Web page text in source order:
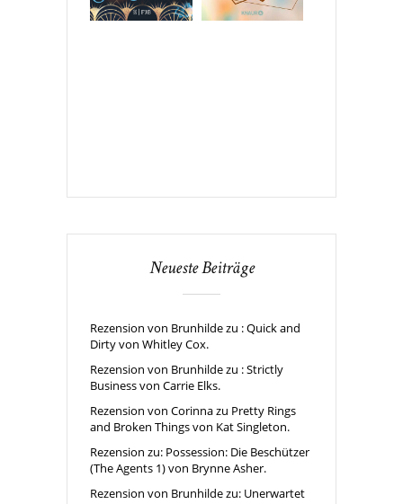
Neueste Beiträge
Rezension von Brunhilde zu : Quick and
Dirty von Whitley Cox.
Rezension von Brunhilde zu : Strictly
Business von Carrie Elks.
Rezension von Corinna zu Pretty Rings
and Broken Things von Kat Singleton.
Rezension zu: Possession: Die Beschützer
(The Agents 1) von Brynne Asher.
Rezension von Brunhilde zu: Unerwartet